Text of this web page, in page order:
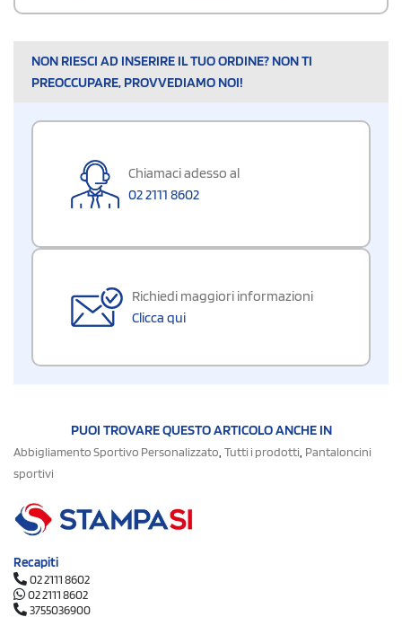
NON RIESCI AD INSERIRE IL TUO ORDINE? NON TI
PREOCCUPARE, PROVVEDIAMO NOI!
Chiamaci adesso al
02 2111 8602
Richiedi maggiori informazioni
Clicca qui
PUOI TROVARE QUESTO ARTICOLO ANCHE IN
Abbigliamento Sportivo Personalizzato, Tutti i prodotti, Pantaloncini
sportivi
Recapiti
02 2111 8602
02 2111 8602
3755036900